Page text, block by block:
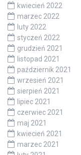
kwiecień 2022
marzec 2022
luty 2022
styczeń 2022
grudzień 2021
listopad 2021
październik 2021
wrzesień 2021
sierpień 2021
lipiec 2021
czerwiec 2021
maj 2021
kwiecień 2021
marzec 2021